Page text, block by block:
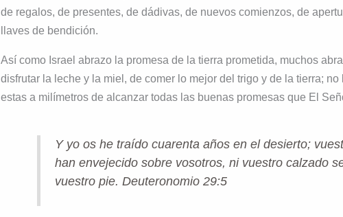
de regalos, de presentes, de dádivas, de nuevos comienzos, de
llaves de bendición.
Así como Israel abrazo la promesa de la tierra prometida, muchos
disfrutar la leche y la miel, de comer lo mejor del trigo y de la tierra;
estas a milímetros de alcanzar todas las buenas promesas que El
Y yo os he traído cuarenta años en el desierto;
han envejecido sobre vosotros, ni vuestro calzado
vuestro pie. Deuteronomio 29:5